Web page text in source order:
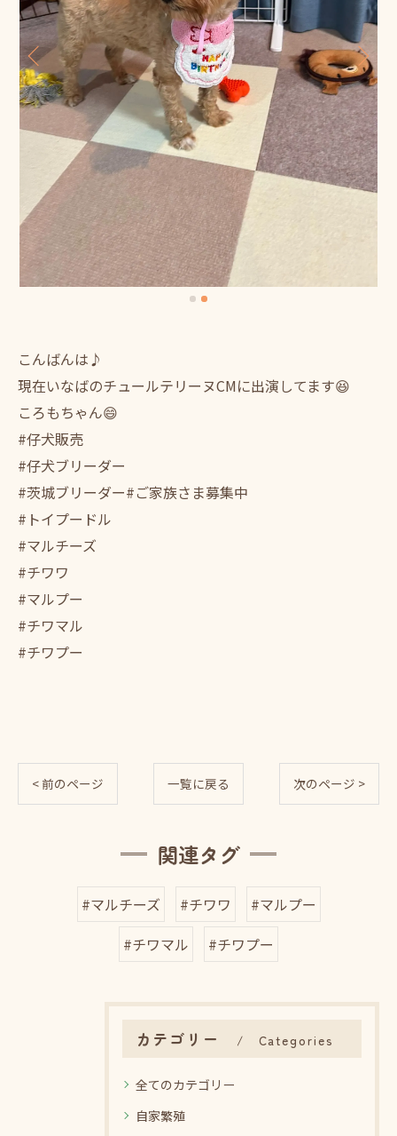
こんばんは♪
現在いなばのチュールテリーヌCMに出演してます😆
ころもちゃん😄
#仔犬販売
#仔犬ブリーダー
#茨城ブリーダー#ご家族さま募集中
#トイプードル
#マルチーズ
#チワワ
#マルプー
#チワマル
#チワプー
< 前のページ 一覧に戻る 次のページ >
関連タグ
#マルチーズ #チワワ
#マルプー
#チワマル
#チワプー
カテゴリー Categories
全てのカテゴリー
自家繁殖